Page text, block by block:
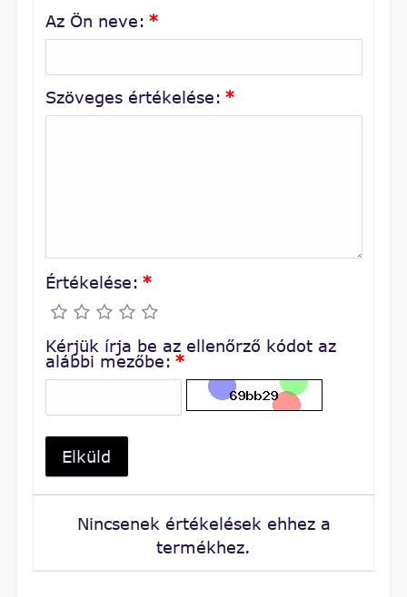
Az Ön neve: *
Szöveges értékelése: *
Értékelése: *
Kérjük írja be az ellenőrző kódot az
alábbi mezőbe: *
Elküld
Nincsenek értékelések ehhez a
termékhez.